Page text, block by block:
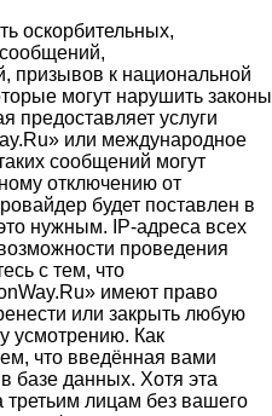
оскорбительных,
призывов к национальной
могут нарушить законы
предоставляет услуги
или международное
сообщений могут
отключению от
будет поставлен в
нужным. IP-адреса всех
проведения
с тем, что
имеют право
или закрыть любую
усмотрению. Как
что введённая вами
базе данных. Хотя эта
лицам без вашего